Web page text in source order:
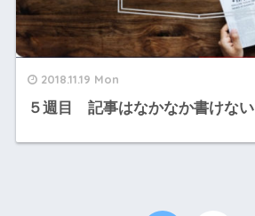
2018.11.19 Mon
５週目 記事はなかなか書けない